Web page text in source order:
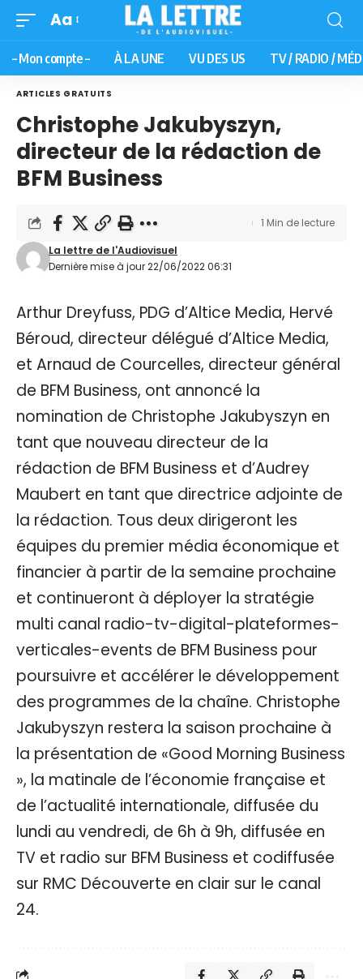
Aa
– Mon compte – À LA UNE VU DES US TV / RADIO /
ARTICLES GRATUITS
Christophe Jakubyszyn,
directeur de la rédaction de
BFM Business
Dernière mise à jour 22/06/2022 06:31
La lettre de l'Audiovisuel
1 Min de lecture
Arthur Dreyfuss, PDG d’Altice Media, Hervé
Béroud, directeur délégué d’Altice Media,
et Arnaud de Courcelles, directeur général
de BFM Business, ont annoncé la
nomination de Christophe Jakubyszyn en
tant que nouveau directeur de la
rédaction de BFM Business et d’Audrey
Maubert en tant que directrice adjointe de
la rédaction. Tous deux dirigeront les
équipes du premier média économique et
financier à partir de la semaine prochaine
et continueront à déployer la stratégie
multi canal radio-tv-digital-plateformes-
verticales-events de BFM Business pour
poursuivre et accélérer le développement
des programmes de la chaîne. Christophe
Jakubyszyn restera la saison prochaine à
la présentation de «Good Morning Business
», la matinale de l’économie française et
de l’actualité internationale, diffusée du
lundi au vendredi, de 6h à 9h, diffusée en
TV et radio sur BFM Business et codiffusée
sur RMC Découverte en clair sur le canal
24.